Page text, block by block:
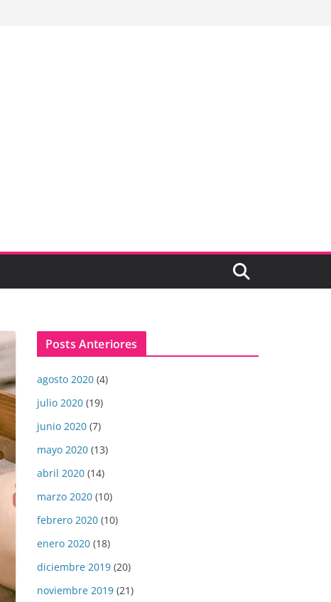
Posts Anteriores
agosto 2020 (4)
julio 2020 (19)
junio 2020 (7)
mayo 2020 (13)
abril 2020 (14)
marzo 2020 (10)
febrero 2020 (10)
enero 2020 (18)
diciembre 2019 (20)
noviembre 2019 (21)